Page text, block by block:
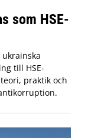
som HSE-
till HSE-
praktik och